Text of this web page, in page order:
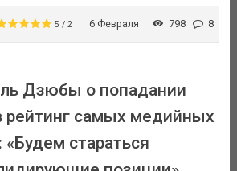
5 / 2 6 Февраля 798 8
Дзюбы о попадании
рейтинг самых медийных
«Будем стараться